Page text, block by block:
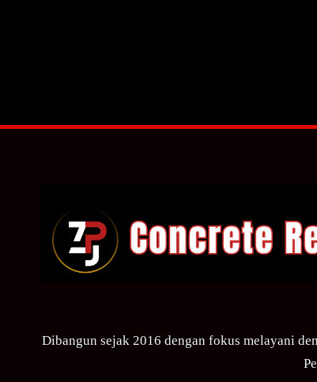
Dibangun sejak 2016 dengan fokus melayani